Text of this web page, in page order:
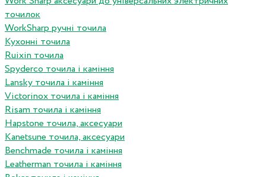
точилок
WorkSharp ручні точила
Кухонні точила
Ruixin точила
Spyderco точила і каміння
Lansky точила і каміння
Victorinox точила і каміння
Risam точила і каміння
Hapstone точила, аксесуари
Kanetsune точила, аксесуари
Benchmade точила і каміння
Leatherman точила і каміння